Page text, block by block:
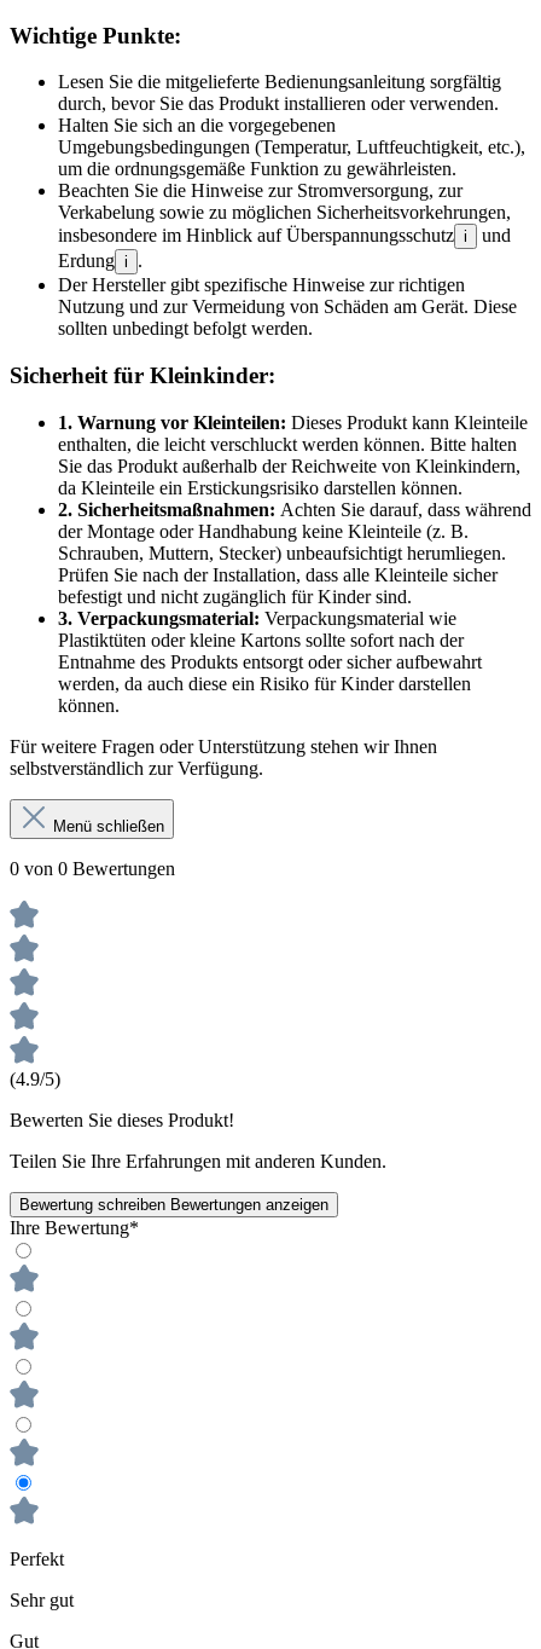
Wichtige Punkte:
Lesen Sie die mitgelieferte Bedienungsanleitung sorgfältig
durch, bevor Sie das Produkt installieren oder verwenden.
Halten Sie sich an die vorgegebenen
Umgebungsbedingungen (Temperatur, Luftfeuchtigkeit, etc.),
um die ordnungsgemäße Funktion zu gewährleisten.
Beachten Sie die Hinweise zur Stromversorgung, zur
Verkabelung sowie zu möglichen Sicherheitsvorkehrungen,
insbesondere im Hinblick auf Überspannungsschutz i
und
Erdung i
.
Der Hersteller gibt spezifische Hinweise zur richtigen
Nutzung und zur Vermeidung von Schäden am Gerät. Diese
sollten unbedingt befolgt werden.
Sicherheit für Kleinkinder:
1. Warnung vor Kleinteilen: Dieses Produkt kann Kleinteile
enthalten, die leicht verschluckt werden können. Bitte halten
Sie das Produkt außerhalb der Reichweite von Kleinkindern,
da Kleinteile ein Erstickungsrisiko darstellen können.
2. Sicherheitsmaßnahmen: Achten Sie darauf, dass während
der Montage oder Handhabung keine Kleinteile (z. B.
Schrauben, Muttern, Stecker) unbeaufsichtigt herumliegen.
Prüfen Sie nach der Installation, dass alle Kleinteile sicher
befestigt und nicht zugänglich für Kinder sind.
3. Verpackungsmaterial: Verpackungsmaterial wie
Plastiktüten oder kleine Kartons sollte sofort nach der
Entnahme des Produkts entsorgt oder sicher aufbewahrt
werden, da auch diese ein Risiko für Kinder darstellen
können.
Für weitere Fragen oder Unterstützung stehen wir Ihnen
selbstverständlich zur Verfügung.
Menü schließen
0 von 0 Bewertungen
(4.9/5)
Bewerten Sie dieses Produkt!
Teilen Sie Ihre Erfahrungen mit anderen Kunden.
Bewertung schreiben Bewertungen anzeigen
Ihre Bewertung*
Perfekt
Sehr gut
Gut